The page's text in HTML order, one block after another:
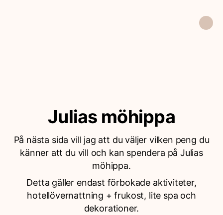
Julias möhippa
På nästa sida vill jag att du väljer vilken peng du
känner att du vill och kan spendera på Julias
möhippa.
Detta gäller endast förbokade aktiviteter,
hotellövernattning + frukost, lite spa och
dekorationer.